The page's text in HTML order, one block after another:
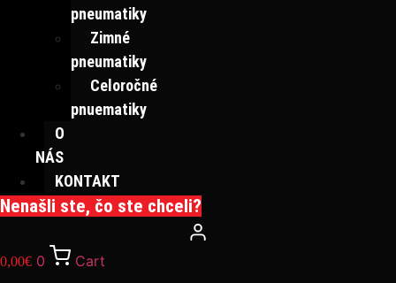
pneumatiky
Zimné
pneumatiky
Celoročné
pnuematiky
O
NÁS
KONTAKT
Nenašli ste, čo ste chceli?
0,00€ 0 Cart